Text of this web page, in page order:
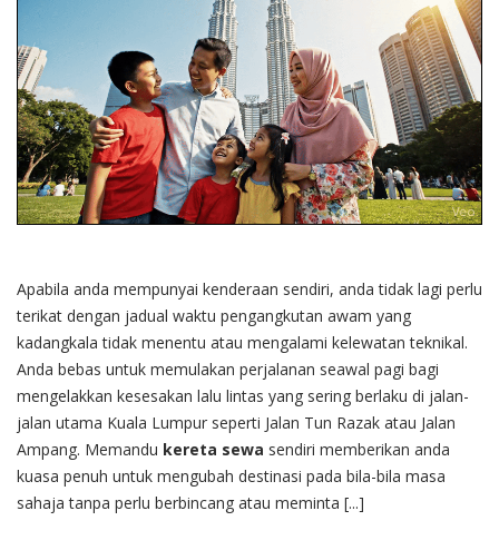
Apabila anda mempunyai kenderaan sendiri, anda tidak lagi perlu
terikat dengan jadual waktu pengangkutan awam yang
kadangkala tidak menentu atau mengalami kelewatan teknikal.
Anda bebas untuk memulakan perjalanan seawal pagi bagi
mengelakkan kesesakan lalu lintas yang sering berlaku di jalan-
jalan utama Kuala Lumpur seperti Jalan Tun Razak atau Jalan
Ampang. Memandu kereta sewa sendiri memberikan anda
kuasa penuh untuk mengubah destinasi pada bila-bila masa
sahaja tanpa perlu berbincang atau meminta [...]